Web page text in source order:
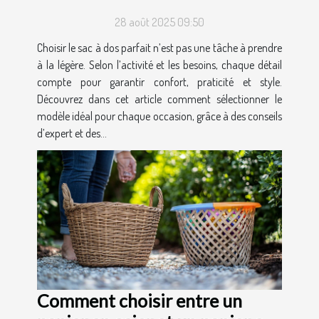
28 août 2025 09:50
Choisir le sac à dos parfait n’est pas une tâche à prendre
à la légère. Selon l’activité et les besoins, chaque détail
compte pour garantir confort, praticité et style.
Découvrez dans cet article comment sélectionner le
modèle idéal pour chaque occasion, grâce à des conseils
d’expert et des...
Comment choisir entre un